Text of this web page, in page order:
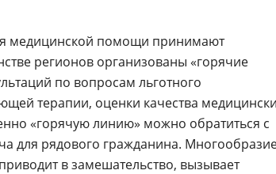
медицинской помощи принимают
регионов организованы «горячие
по вопросам льготного
терапии, оценки качества
«горячую линию» можно обратиться с
для рядового гражданина.
в замешательство, вызывает